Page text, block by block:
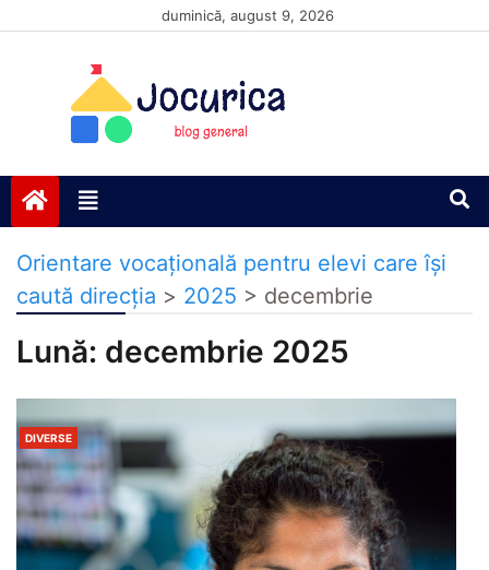
duminică, august 9, 2026
Jocurică blog
Orientare vocațională pentru elevi care își
caută direcția > 2025 > decembrie
Lună: decembrie 2025
DIVERSE